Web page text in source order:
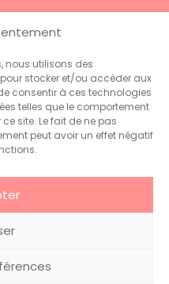
nous utilisons des
stocker et/ou accéder aux
consentir à ces technologies
telles que le comportement
site. Le fait de ne pas
peut avoir un effet négatif
légales